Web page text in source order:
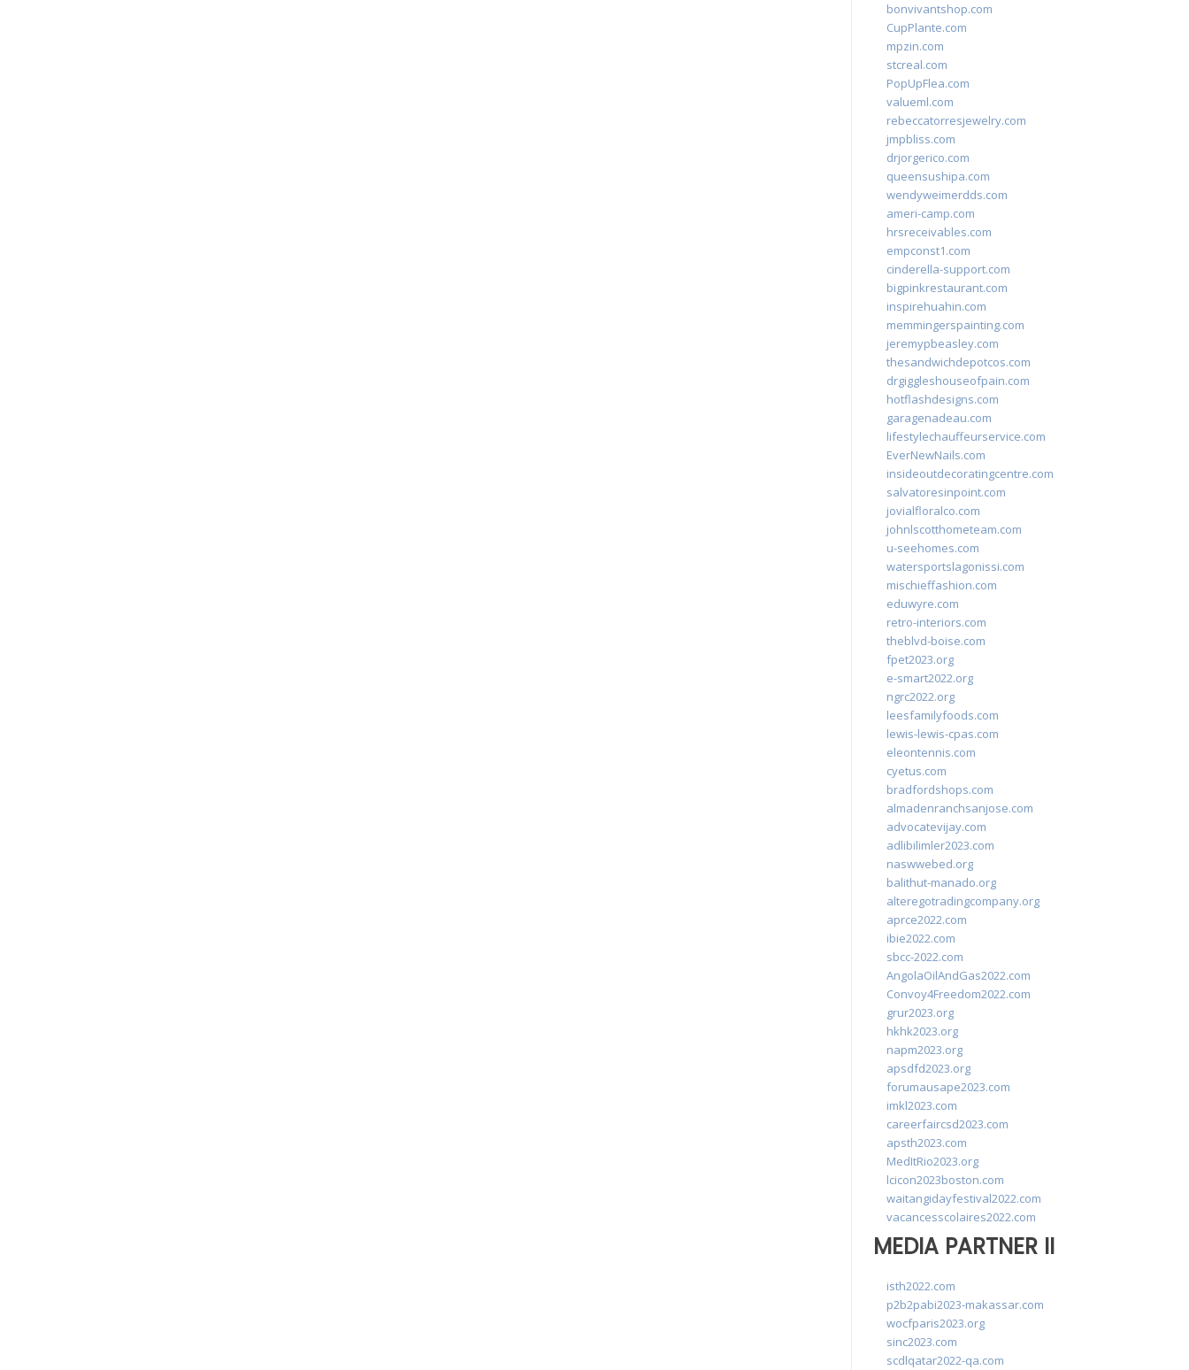
bonvivantshop.com
CupPlante.com
mpzin.com
stcreal.com
PopUpFlea.com
valueml.com
rebeccatorresjewelry.com
jmpbliss.com
drjorgerico.com
queensushipa.com
wendyweimerdds.com
ameri-camp.com
hrsreceivables.com
empconst1.com
cinderella-support.com
bigpinkrestaurant.com
inspirehuahin.com
memmingerspainting.com
jeremypbeasley.com
thesandwichdepotcos.com
drgiggleshouseofpain.com
hotflashdesigns.com
garagenadeau.com
lifestylechauffeurservice.com
EverNewNails.com
insideoutdecoratingcentre.com
salvatoresinpoint.com
jovialfloralco.com
johnlscotthometeam.com
u-seehomes.com
watersportslagonissi.com
mischieffashion.com
eduwyre.com
retro-interiors.com
theblvd-boise.com
fpet2023.org
e-smart2022.org
ngrc2022.org
leesfamilyfoods.com
lewis-lewis-cpas.com
eleontennis.com
cyetus.com
bradfordshops.com
almadenranchsanjose.com
advocatevijay.com
adlibilimler2023.com
naswwebed.org
balithut-manado.org
alteregotradingcompany.org
aprce2022.com
ibie2022.com
sbcc-2022.com
AngolaOilAndGas2022.com
Convoy4Freedom2022.com
grur2023.org
hkhk2023.org
napm2023.org
apsdfd2023.org
forumausape2023.com
imkl2023.com
careerfaircsd2023.com
apsth2023.com
MedItRio2023.org
lcicon2023boston.com
waitangidayfestival2022.com
vacancesscolaires2022.com
MEDIA PARTNER II
isth2022.com
p2b2pabi2023-makassar.com
wocfparis2023.org
sinc2023.com
scdlqatar2022-qa.com